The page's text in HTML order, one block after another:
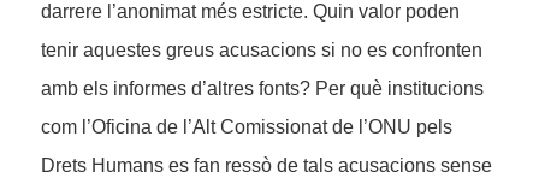
darrere l’anonimat més estricte. Quin valor poden
tenir aquestes greus acusacions si no es confronten
amb els informes d’altres fonts? Per què institucions
com l’Oficina de l’Alt Comissionat de l’ONU pels
Drets Humans es fan ressò de tals acusacions sense